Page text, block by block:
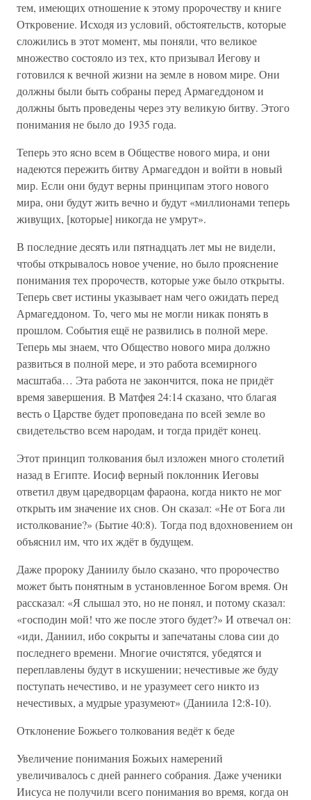
тем, имеющих отношение к этому пророчеству и книге
Откровение. Исходя из условий, обстоятельств, которые
сложились в этот момент, мы поняли, что великое
множество состояло из тех, кто призывал Иегову и
готовился к вечной жизни на земле в новом мире. Они
должны были быть собраны перед Армагеддоном и
должны быть проведены через эту великую битву. Этого
понимания не было до 1935 года.
Теперь это ясно всем в Обществе нового мира, и они
надеются пережить битву Армагеддон и войти в новый
мир. Если они будут верны принципам этого нового
мира, они будут жить вечно и будут «миллионами теперь
живущих, [которые] никогда не умрут».
В последние десять или пятнадцать лет мы не видели,
чтобы открывалось новое учение, но было прояснение
понимания тех пророчеств, которые уже было открыты.
Теперь свет истины указывает нам чего ожидать перед
Армагеддоном. То, чего мы не могли никак понять в
прошлом. События ещё не развились в полной мере.
Теперь мы знаем, что Общество нового мира должно
развиться в полной мере, и это работа всемирного
масштаба… Эта работа не закончится, пока не придёт
время завершения. В Матфея 24:14 сказано, что благая
весть о Царстве будет проповедана по всей земле во
свидетельство всем народам, и тогда придёт конец.
Этот принцип толкования был изложен много столетий
назад в Египте. Иосиф верный поклонник Иеговы
ответил двум царедворцам фараона, когда никто не мог
открыть им значение их снов. Он сказал: «Не от Бога ли
истолкование?» (Бытие 40:8). Тогда под вдохновением он
объяснил им, что их ждёт в будущем.
Даже пророку Даниилу было сказано, что пророчество
может быть понятным в установленное Богом время. Он
рассказал: «Я слышал это, но не понял, и потому сказал:
«господин мой! что же после этого будет?» И отвечал он:
«иди, Даниил, ибо сокрыты и запечатаны слова сии до
последнего времени. Многие очистятся, убедятся и
переплавлены будут в искушении; нечестивые же буду
поступать нечестиво, и не уразумеет сего никто из
нечестивых, а мудрые уразумеют» (Даниила 12:8-10).
Отклонение Божьего толкования ведёт к беде
Увеличение понимания Божьих намерений
увеличивалось с дней раннего собрания. Даже ученики
Иисуса не получили всего понимания во время, когда он